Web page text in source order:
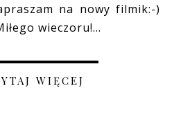
na nowy filmik:-)
wieczoru!...
WIĘCEJ